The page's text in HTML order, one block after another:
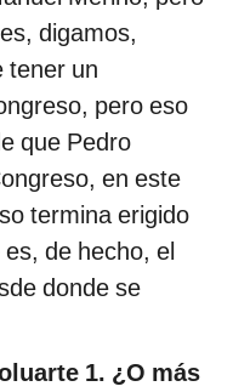
digamos,
tener un
pero eso
que Pedro
en este
termina erigido
de hecho, el
donde se
1. ¿O más